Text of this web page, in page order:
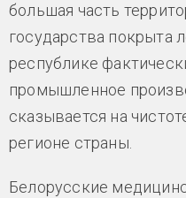
большая часть
государства покрыта
республике
промышленное
сказывается на
регионе страны.
Белорусские